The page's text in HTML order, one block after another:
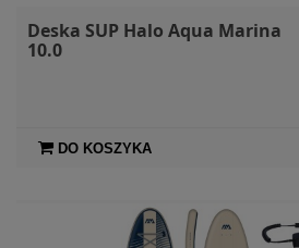
Deska SUP Halo Aqua Marina
10.0
DO KOSZYKA